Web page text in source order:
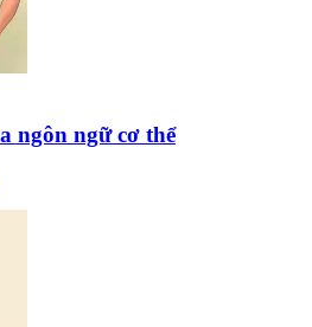
ngôn ngữ cơ thể